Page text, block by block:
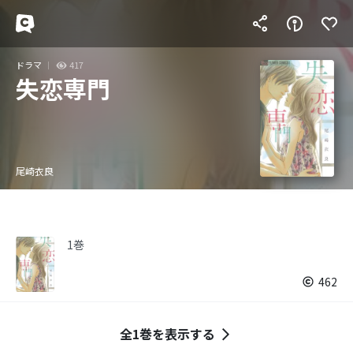
ドラマ 417
失恋専門
尾崎衣良
1巻
462
全1巻を表示する